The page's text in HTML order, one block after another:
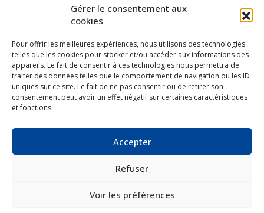
Gérer le consentement aux
cookies
Pour offrir les meilleures expériences, nous utilisons des technologies
telles que les cookies pour stocker et/ou accéder aux informations des
appareils. Le fait de consentir à ces technologies nous permettra de
traiter des données telles que le comportement de navigation ou les ID
uniques sur ce site. Le fait de ne pas consentir ou de retirer son
consentement peut avoir un effet négatif sur certaines caractéristiques
et fonctions.
Accepter
Refuser
Voir les préférences
EMAIL:
contact@piecesauto-
accessoires.com
JOURS/HEURES DE
TRAVAIL:
Ouverte 10 AM
sans frais
Paiement sécurisé
payer sans soucis
Piecesauto Accessoires - Copyright © 2023 - Tous droits réservés -